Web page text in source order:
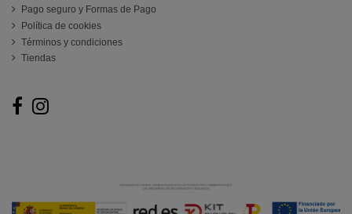
Pago seguro y Formas de Pago
Política de cookies
Términos y condiciones
Tiendas